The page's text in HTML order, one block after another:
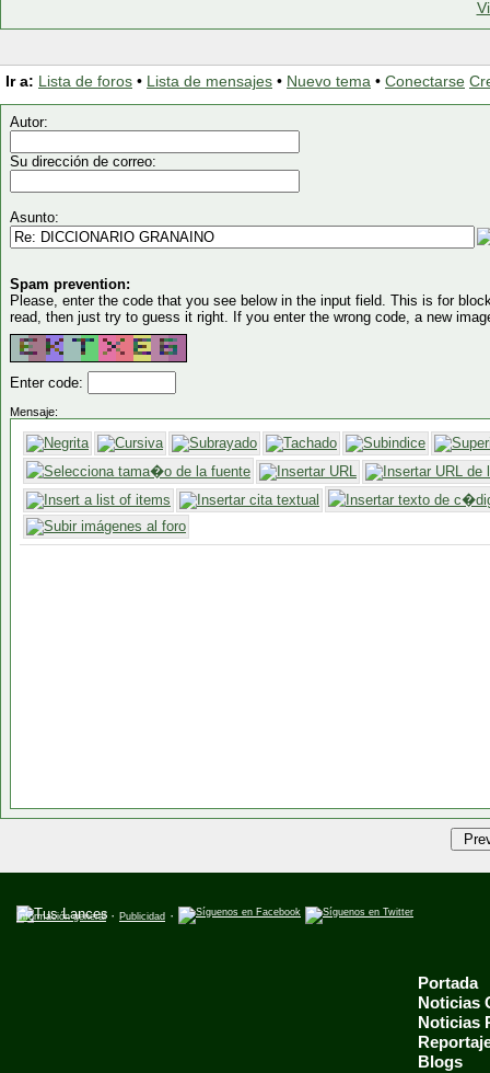
Ir a: Lista de foros • Lista de mensajes • Nuevo tema • Conectarse
Autor:
Su dirección de correo:
Asunto:
Spam prevention:
Please, enter the code that you see below in the input field. This is for
read, then just try to guess it right. If you enter the wrong code, a new
Enter code:
Mensaje:
Información general· Publicidad ·
Portada
Noticias
Noticias
Blogs